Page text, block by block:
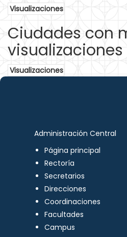
Visualizaciones
Ciudades con
visualizaciones
Visualizaciones
Administración Central
Página principal
Rectoría
Secretarios
Direcciones
Coordinaciones
Facultades
Campus